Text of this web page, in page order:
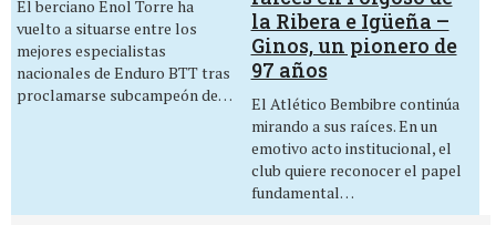
El berciano Enol Torre ha
vuelto a situarse entre los
mejores especialistas
nacionales de Enduro BTT tras
proclamarse subcampeón de…
la Ribera e Igüeña –
Ginos, un pionero de
97 años
El Atlético Bembibre continúa
mirando a sus raíces. En un
emotivo acto institucional, el
club quiere reconocer el papel
fundamental…